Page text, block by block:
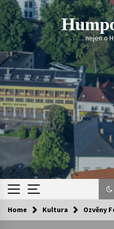
Skip
to
content
. . . . . nejen o
Kam za
Home Kultura Ozvěny